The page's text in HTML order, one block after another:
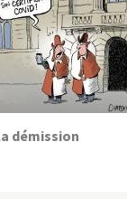
démission